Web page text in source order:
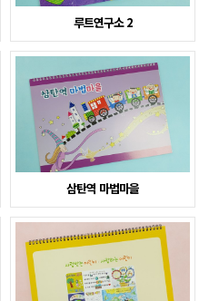
루트연구소 2
삼탄역 마법마을